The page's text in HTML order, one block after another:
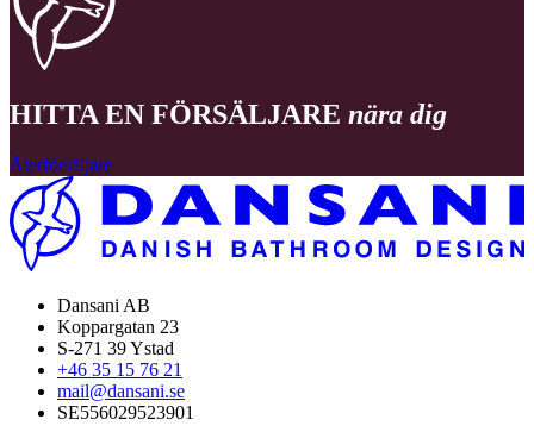
HITTA EN FÖRSÄLJARE nära dig
Återförsäljare
Dansani AB
Koppargatan 23
S-271 39 Ystad
+46 35 15 76 21
mail@dansani.se
SE556029523901